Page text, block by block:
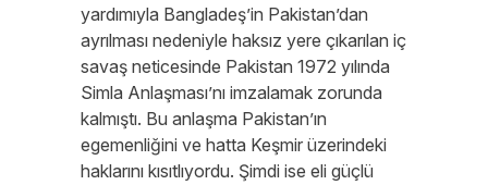
yardımıyla Bangladeş’in Pakistan’dan
ayrılması nedeniyle haksız yere çıkarılan iç
savaş neticesinde Pakistan 1972 yılında
Simla Anlaşması’nı imzalamak zorunda
kalmıştı. Bu anlaşma Pakistan’ın
egemenliğini ve hatta Keşmir üzerindeki
haklarını kısıtlıyordu. Şimdi ise eli güçlü